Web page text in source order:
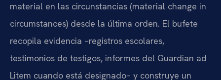
material en las circunstancias (material change in
circumstances) desde la última orden. El bufete
recopila evidencia –registros escolares,
testimonios de testigos, informes del Guardian ad
Litem cuando está designado– y construye un